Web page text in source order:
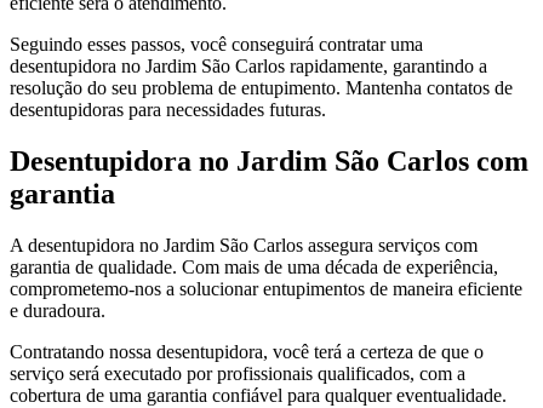
Seguindo esses passos, você conseguirá contratar uma
desentupidora no Jardim São Carlos rapidamente, garantindo a
resolução do seu problema de entupimento. Mantenha contatos de
desentupidoras para necessidades futuras.
Desentupidora no Jardim São Carlos com
garantia
A desentupidora no Jardim São Carlos assegura serviços com
garantia de qualidade. Com mais de uma década de experiência,
comprometemo-nos a solucionar entupimentos de maneira eficiente
e duradoura.
Contratando nossa desentupidora, você terá a certeza de que o
serviço será executado por profissionais qualificados, com a
cobertura de uma garantia confiável para qualquer eventualidade.